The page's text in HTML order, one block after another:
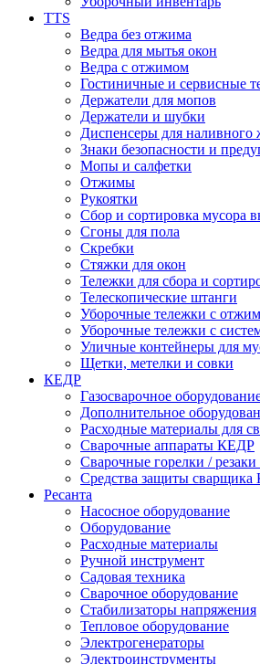
TTS
Ведра без отжима
Ведра для мытья окон
Ведра с отжимом
Гостиничные и сервисные
Держатели для мопов
Держатели и шубки
Диспенсеры для наливного
Знаки безопасности и
Мопы и салфетки
Отжимы
Рукоятки
Сбор и сортировка мусора
Сгоны для пола
Скребки
Стяжки для окон
Тележки для сбора и
Телескопические штанги
Уборочные тележки с
Уборочные тележки с
Уличные контейнеры для
Щетки, метелки и совки
КЕДР
Газосварочное
Дополнительное
Расходные материалы для
Сварочные аппараты КЕДР
Сварочные горелки /
Средства защиты
Ресанта
Насосное оборудование
Оборудование
Расходные материалы
Ручной инструмент
Садовая техника
Сварочное оборудование
Стабилизаторы напряжения
Тепловое оборудование
Электрогенераторы
Электроинструменты